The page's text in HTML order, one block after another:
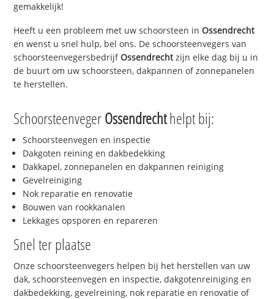
gemakkelijk!
Heeft u een probleem met uw schoorsteen inOssendrecht
en wenst u snel hulp, bel ons. De schoorsteenvegers van
schoorsteenvegersbedrijfOssendrechtzijn elke dag bij u in
de buurt om uw schoorsteen, dakpannen of zonnepanelen
te herstellen.
SchoorsteenvegerOssendrechthelpt bij:
Schoorsteenvegen en inspectie
Dakgoten reining en dakbedekking
Dakkapel, zonnepanelen en dakpannen reiniging
Gevelreiniging
Nok reparatie en renovatie
Bouwen van rookkanalen
Lekkages opsporen en repareren
Snel ter plaatse
Onze schoorsteenvegers helpen bij het herstellen van uw
dak, schoorsteenvegen en inspectie, dakgotenreiniging en
dakbedekking, gevelreining, nok reparatie en renovatie of